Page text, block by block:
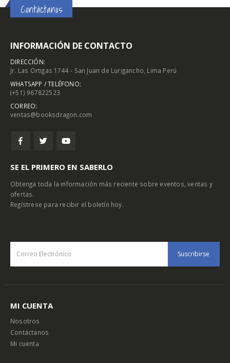
Contáctanos
INFORMACIÓN DE CONTACTO
DIRECCIÓN:
Jr. Las Ortigas 1744 - San Juan de Lurigancho, Lima Perú
WHATSAPP / TELÉFONO:
(+51) 967822523
CORREO:
ventas@booksdragon.com
SE EL PRIMERO EN SABERLO
Obtenga toda la información más reciente sobre eventos, ventas y
ofertas.
Regístrese para recibir el boletín hoy.
MI CUENTA
Nosotros
Contáctanos
Mi cuenta